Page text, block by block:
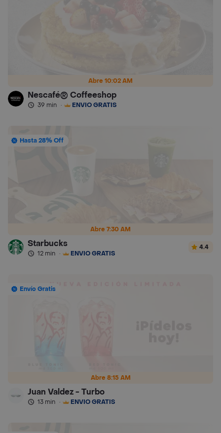
Abre 10:02 AM
Nescafé® Coffeeshop
39 min · ENVÍO GRATIS
Abre 7:30 AM
Hasta 28% Off
Starbucks
12 min · ENVÍO GRATIS
4.4
Abre 8:15 AM
Envío Gratis
Juan Valdez - Turbo
13 min · ENVÍO GRATIS